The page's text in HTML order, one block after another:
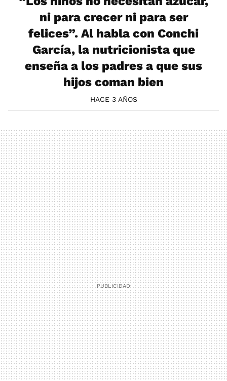
ni para crecer ni para ser
felices”. Al habla con Conchi
García, la nutricionista que
enseña a los padres a que sus
hijos coman bien
HACE 3 AÑOS